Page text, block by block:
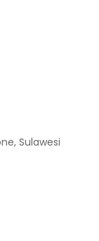
Sulawesi